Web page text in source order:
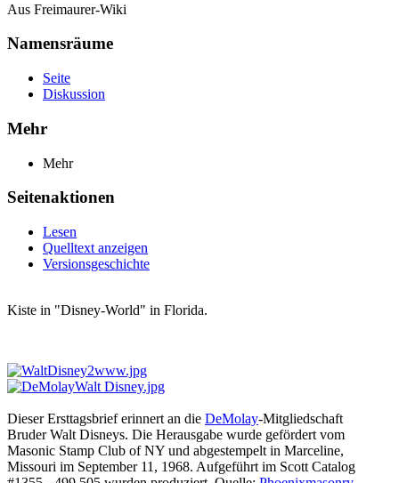
Aus Freimaurer-Wiki
Namensräume
Seite
Diskussion
Mehr
Mehr
Seitenaktionen
Lesen
Quelltext anzeigen
Versionsgeschichte
Kiste in "Disney-World" in Florida.
Dieser Ersttagsbrief erinnert an die DeMolay-Mitgliedschaft
Bruder Walt Disneys. Die Herausgabe wurde gefördert vom
Masonic Stamp Club of NY und abgestempelt in Marceline,
Missouri im September 11, 1968. Aufgeführt im Scott Catalog